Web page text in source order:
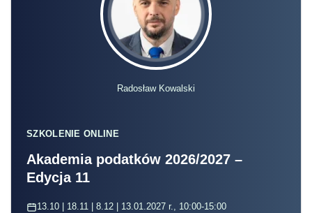
Radosław Kowalski
SZKOLENIE ONLINE
Akademia podatków 2026/2027 –
Edycja 11
13.10 | 18.11 | 8.12 | 13.01.2027 r., 10:00-15:00